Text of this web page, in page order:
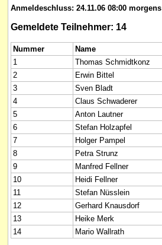
Anmeldeschluss: 24.11.06 08:00 morgens
Gemeldete Teilnehmer: 14
Nummer Name
1
Thomas Schmidtkonz
2
Erwin Bittel
3
Sven Bladt
4
Claus Schwaderer
5
Anton Lautner
6
Stefan Holzapfel
7
Holger Pampel
8
Petra Strunz
9
Manfred Fellner
10
Heidi Fellner
11
Stefan Nüsslein
12
Gerhard Knausdorf
13
Heike Merk
14
Mario Wallrath